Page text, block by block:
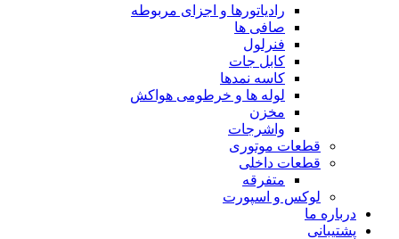
رادیاتورها و اجزای مربوطه
صافی ها
فنرلول
کابل جات
کاسه نمدها
لوله ها و خرطومی هواکش
مخزن
واشرجات
قطعات موتوری
قطعات داخلی
متفرقه
لوکس و اسپورت
درباره ما
پشتیبانی